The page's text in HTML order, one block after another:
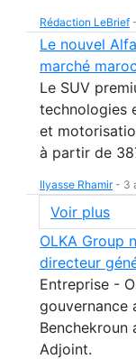
Rédaction LeBrief -
Le nouvel
marché
Le SUV
technologies
et
à partir de
Ilyasse Rhamir- 3
Voir plus
OLKA Group
directeur
Entreprise -
gouvernance
Benchekroun
Adjoint.